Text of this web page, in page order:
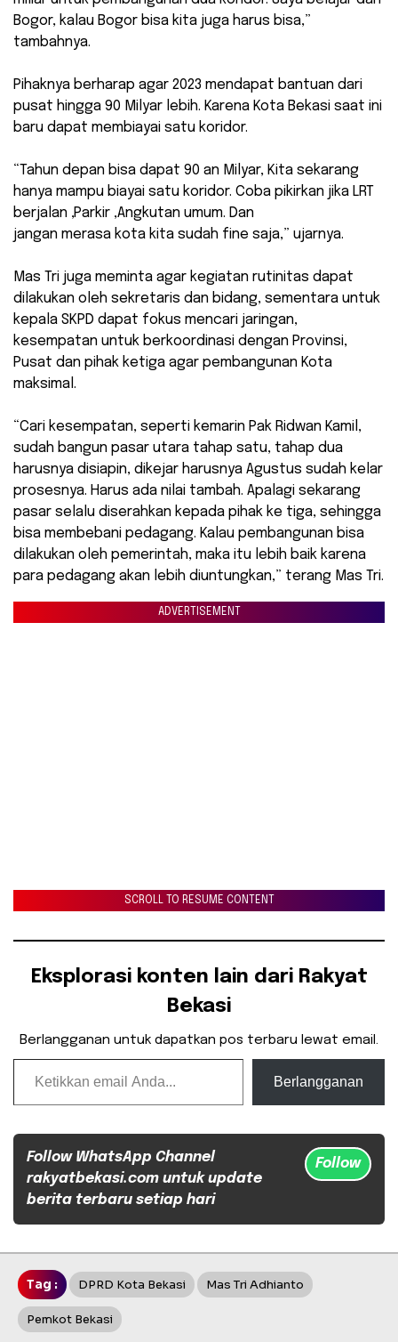
Bogor, kalau Bogor bisa kita juga harus bisa,”
tambahnya.
Pihaknya berharap agar 2023 mendapat bantuan dari
pusat hingga 90 Milyar lebih. Karena Kota Bekasi saat ini
baru dapat membiayai satu koridor.
“Tahun depan bisa dapat 90 an Milyar, Kita sekarang
hanya mampu biayai satu koridor. Coba pikirkan jika LRT
berjalan ,Parkir ,Angkutan umum. Dan
jangan merasa kota kita sudah fine saja,” ujarnya.
Mas Tri juga meminta agar kegiatan rutinitas dapat
dilakukan oleh sekretaris dan bidang, sementara untuk
kepala SKPD dapat fokus mencari jaringan,
kesempatan untuk berkoordinasi dengan Provinsi,
Pusat dan pihak ketiga agar pembangunan Kota
maksimal.
“Cari kesempatan, seperti kemarin Pak Ridwan Kamil,
sudah bangun pasar utara tahap satu, tahap dua
harusnya disiapin, dikejar harusnya Agustus sudah kelar
prosesnya. Harus ada nilai tambah. Apalagi sekarang
pasar selalu diserahkan kepada pihak ke tiga, sehingga
bisa membebani pedagang. Kalau pembangunan bisa
dilakukan oleh pemerintah, maka itu lebih baik karena
para pedagang akan lebih diuntungkan,” terang Mas Tri.
ADVERTISEMENT
SCROLL TO RESUME CONTENT
Eksplorasi konten lain dari Rakyat
Bekasi
Berlangganan untuk dapatkan pos terbaru lewat email.
Ketikkan email Anda...
Berlangganan
Follow WhatsApp Channel
rakyatbekasi.com untuk update
berita terbaru setiap hari
Follow
Tag : DPRD Kota Bekasi Mas Tri Adhianto
Pemkot Bekasi